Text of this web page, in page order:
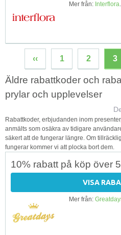
Mer från: Interflora
‹‹ 1 2 3
Äldre rabattkoder och
prylar och upplevelser
Rabattkoder, erbjudanden inom
anmälts som osäkra av tidigare
säkert att de fungerar längre. Om
fungerar kommer vi att plocka bort dem.
10% rabatt på köp över
VISA
Mer från: